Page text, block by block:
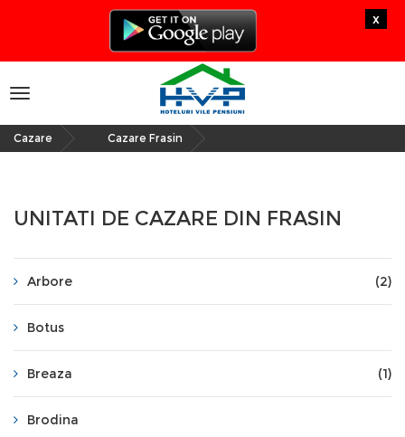
x
Toggle
navigation
Cazare Cazare Frasin
UNITATI DE CAZARE DIN FRASIN
Arbore (2)
Botus
Breaza (1)
Brodina